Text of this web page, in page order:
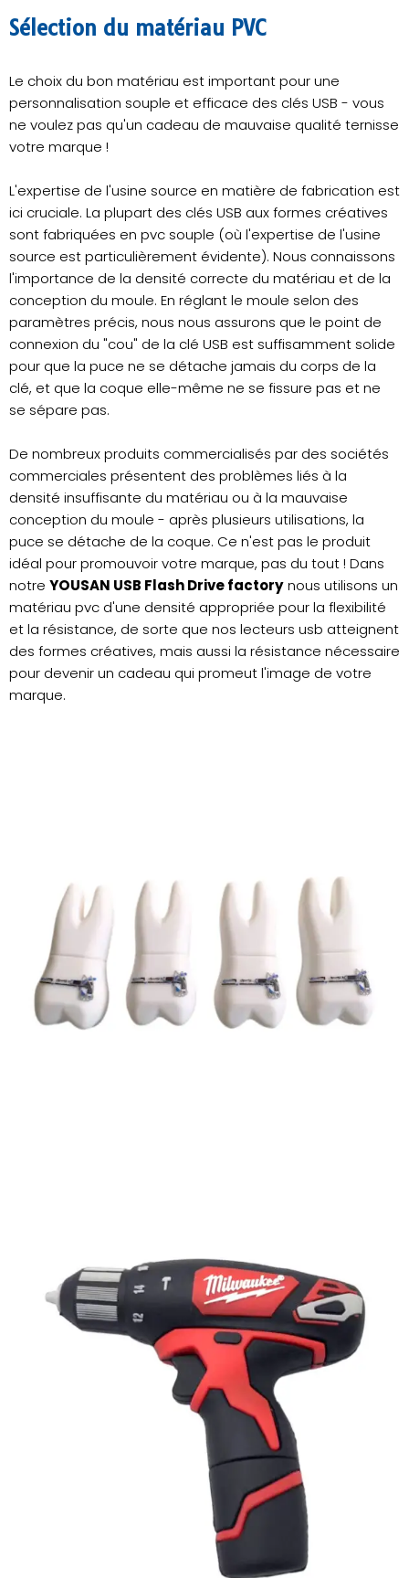
Sélection du matériau PVC
Le choix du bon matériau est important pour une
personnalisation souple et efficace des clés USB - vous
ne voulez pas qu'un cadeau de mauvaise qualité ternisse
votre marque !
L'expertise de l'usine source en matière de fabrication est
ici cruciale. La plupart des clés USB aux formes créatives
sont fabriquées en pvc souple (où l'expertise de l'usine
source est particulièrement évidente). Nous connaissons
l'importance de la densité correcte du matériau et de la
conception du moule. En réglant le moule selon des
paramètres précis, nous nous assurons que le point de
connexion du "cou" de la clé USB est suffisamment solide
pour que la puce ne se détache jamais du corps de la
clé, et que la coque elle-même ne se fissure pas et ne
se sépare pas.
De nombreux produits commercialisés par des sociétés
commerciales présentent des problèmes liés à la
densité insuffisante du matériau ou à la mauvaise
conception du moule - après plusieurs utilisations, la
puce se détache de la coque. Ce n'est pas le produit
idéal pour promouvoir votre marque, pas du tout ! Dans
notre YOUSAN USB Flash Drive factorynous utilisons un
matériau pvc d'une densité appropriée pour la flexibilité
et la résistance, de sorte que nos lecteurs usb atteignent
des formes créatives, mais aussi la résistance nécessaire
pour devenir un cadeau qui promeut l'image de votre
marque.